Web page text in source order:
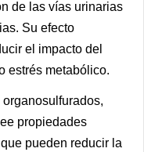
de las vías urinarias
Su efecto
el impacto del
estrés metabólico.
propiedades
pueden reducir la